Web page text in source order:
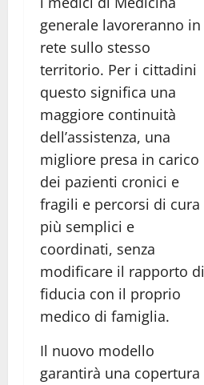
generale lavoreranno in
rete sullo stesso
territorio. Per i cittadini
questo significa una
maggiore continuità
dell’assistenza, una
migliore presa in carico
dei pazienti cronici e
fragili e percorsi di cura
più semplici e
coordinati, senza
modificare il rapporto di
fiducia con il proprio
medico di famiglia.
Il nuovo modello
garantirà una copertura